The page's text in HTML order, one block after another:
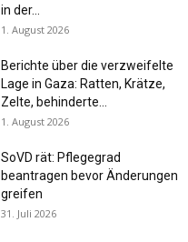
in der...
1. August 2026
Berichte über die verzweifelte
Lage in Gaza: Ratten, Krätze,
Zelte, behinderte...
1. August 2026
SoVD rät: Pflegegrad
beantragen bevor Änderungen
greifen
31. Juli 2026